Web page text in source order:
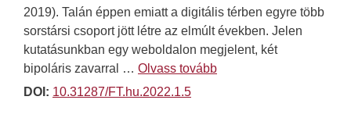
2019). Talán éppen emiatt a digitális térben egyre több
sorstársi csoport jött létre az elmúlt években. Jelen
kutatásunkban egy weboldalon megjelent, két
bipoláris zavarral … Olvass tovább
DOI: 10.31287/FT.hu.2022.1.5